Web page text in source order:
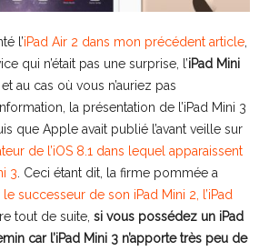
l’iPad Air 2 dans mon précédent article
qui n’était pas une surprise, l’iPad Mini
au cas où vous n’auriez pas
la présentation de l’iPad Mini 3
que Apple avait publié l’avant veille sur
de l’iOS 8.1 dans lequel apparaissent
3 . Ceci étant dit, la firme pommée a
successeur de son iPad Mini 2, l’iPad
tout de suite, si vous possédez un iPad
car l’iPad Mini 3 n’apporte très peu de